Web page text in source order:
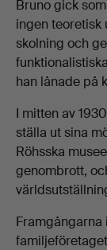
Bruno gick
ingen
skolning och
han lånade på
I mitten av
ställa ut sina
Röhsska
genombrott,
Framgångarna